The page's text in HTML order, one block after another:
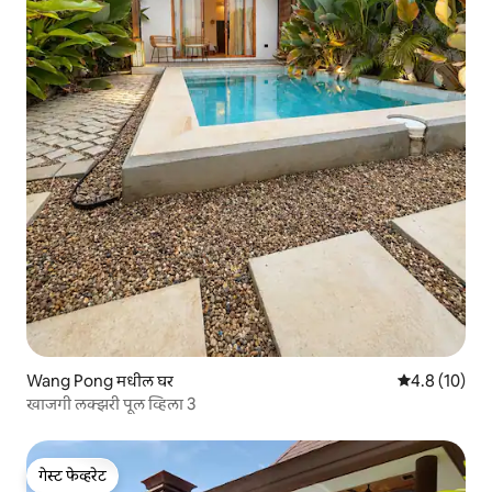
Wang Pong मधील घर 5 पैकी 4.8
4.8 (10)
खाजगी लक्झरी पूल व्हिला 3
गेस्ट फेव्हरेट
गेस्ट फेव्हरेट